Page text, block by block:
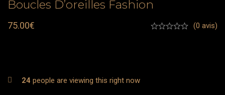
Boucles D’oreilles Fashion
75.00€ (0 avis)
24 people are viewing this right now